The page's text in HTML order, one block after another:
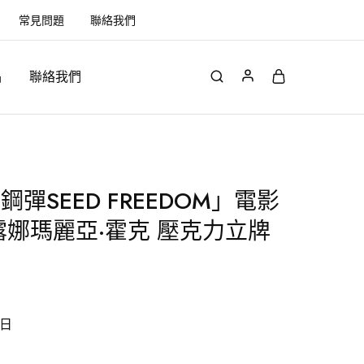
常見問題 聯絡我們
聯絡我們
彈SEED FREEDOM」電影
瑪麗亞·霍克 壓克力立牌